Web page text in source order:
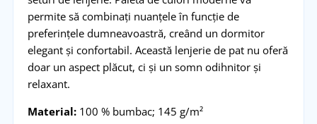
permite să combinați nuanțele în funcție de
preferințele dumneavoastră, creând un dormitor
elegant și confortabil. Această lenjerie de pat nu oferă
doar un aspect plăcut, ci și un somn odihnitor și
relaxant.
Material:100 % bumbac; 145 g/m²